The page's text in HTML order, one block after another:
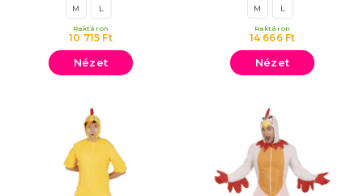
M L
10 715 Ft
Raktáron
Nézet
M L
14 666 Ft
Raktáron
Nézet